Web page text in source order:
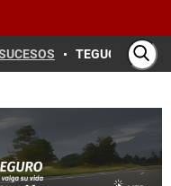
TEGUCIGALPA